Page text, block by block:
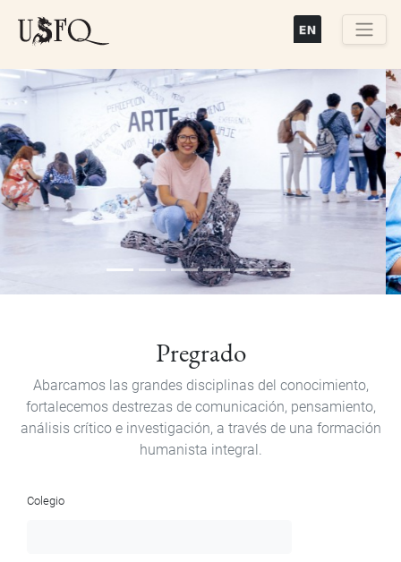
principal
Previous Next
Pregrado
Abarcamos las grandes disciplinas del conocimiento,
fortalecemos destrezas de comunicación, pensamiento,
análisis crítico e investigación, a través de una formación
humanista integral.
Colegio